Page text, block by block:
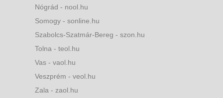
Nógrád - nool.hu
Somogy - sonline.hu
Szabolcs-Szatmár-Bereg - szon.hu
Tolna - teol.hu
Vas - vaol.hu
Veszprém - veol.hu
Zala - zaol.hu